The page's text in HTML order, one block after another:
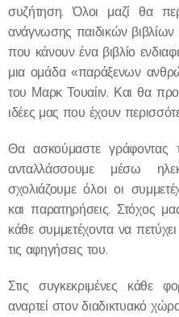
συζήτηση. Όλοι μαζί θα
ανάγνωσης παιδικών βιβλίων
που κάνουν ένα βιβλίο
μια ομάδα «παράξενων
του Μαρκ Τουαίιν. Και θα
ιδέες μας που έχουν
Θα ασκούμαστε
ανταλλάσσουμε μέσω
σχολιάζουμε όλοι οι
και παρατηρήσεις. Στόχος
κάθε συμμετέχοντα να
τις αφηγήσεις του.
Στις συγκεκριμένες κάθε
αναρτεί στον διαδικτυακό